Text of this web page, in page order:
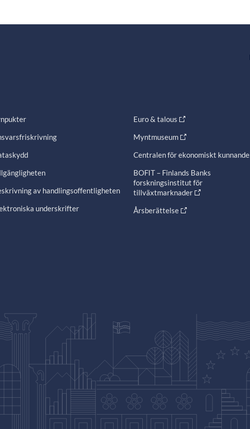
av handlingsoffentligheten
underskrifter
Euro & talous
Myntmuseum
Centralen för ekonomiskt kunnande
BOFIT – Finlands Banks
forskningsinstitut för
tillväxtmarknader
Årsberättelse